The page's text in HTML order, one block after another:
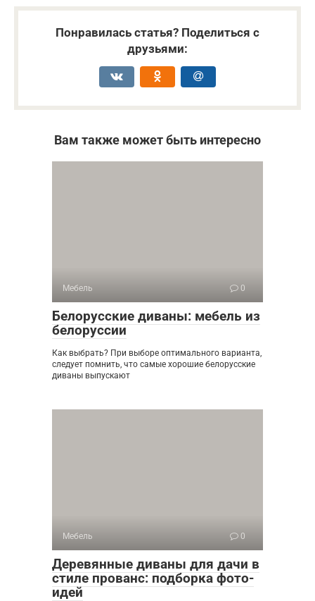
Понравилась статья? Поделиться с
друзьями:
Вам также может быть интересно
Мебель 0
Белорусские диваны: мебель из
белоруссии
Как выбрать? При выборе оптимального варианта,
следует помнить, что самые хорошие белорусские
диваны выпускают
Мебель 0
Деревянные диваны для дачи в
стиле прованс: подборка фото-
идей